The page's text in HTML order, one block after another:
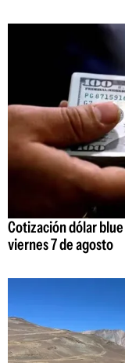
Cotización dólar blue
viernes 7 de agosto